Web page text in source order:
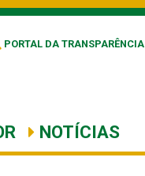
PORTAL DA TRANSPARÊNCIA
NOTÍCIAS